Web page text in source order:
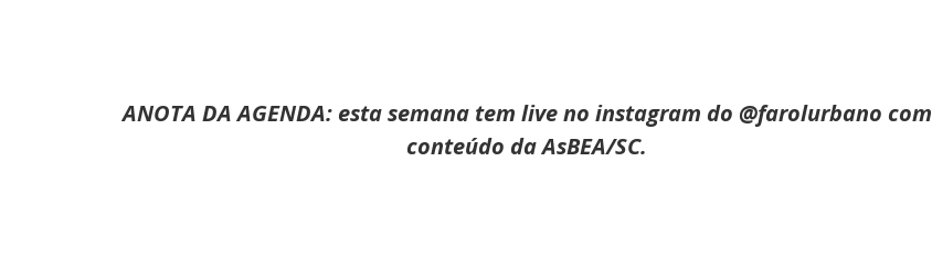
ANOTA DA AGENDA: esta semana tem live no instagram do @farolurbano com
conteúdo da AsBEA/SC.